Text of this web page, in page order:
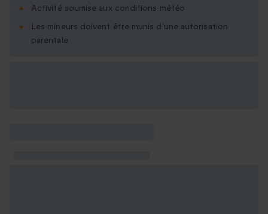
Activité soumise aux conditions météo
Les mineurs doivent être munis d’une autorisation
parentale